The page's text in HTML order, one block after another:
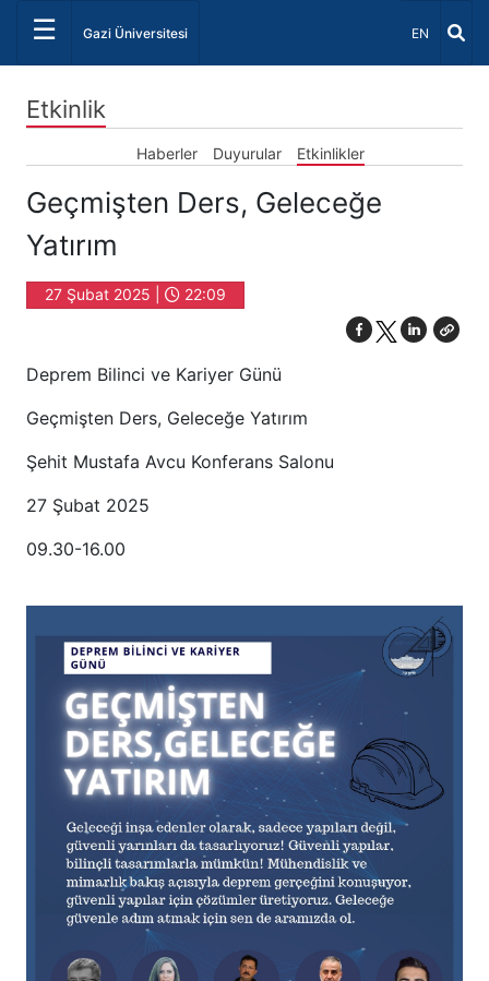
☰ Gazi Üniversitesi Dil Seçiniz
EN
Etkinlik
Haberler Duyurular Etkinlikler
Geçmişten Ders, Geleceğe
Yatırım
27 Şubat 2025 | 22:09
Deprem Bilinci ve Kariyer Günü
Geçmişten Ders, Geleceğe Yatırım
Şehit Mustafa Avcu Konferans Salonu
27 Şubat 2025
09.30-16.00